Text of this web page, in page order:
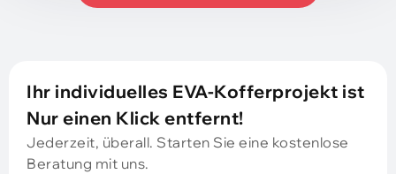
Ihr individuelles EVA-Kofferprojekt ist
Nur einen Klick entfernt!
Jederzeit, überall. Starten Sie eine kostenlose
Beratung mit uns.